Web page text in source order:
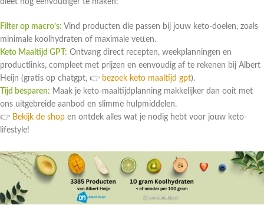
dieet nog eenvoudiger te maken:
Filter op macro’s: Vind producten die passen bij jouw keto-doelen, zoals
minimale koolhydraten of maximale vetten.
Keto Maaltijd GPT: Ontvang direct recepten, weekplanningen en
productlinks, compleet met prijzen en eenvoudig af te rekenen bij Albert
Heijn (gratis op chatgpt, 👉 bezoek keto maaltijd gpt).
Tijd besparen: Maak je keto-maaltijdplanning makkelijker dan ooit met
ons uitgebreide aanbod en slimme hulpmiddelen.
👉 Bekijk de shop en ontdek alles wat je nodig hebt voor jouw keto-
lifestyle!